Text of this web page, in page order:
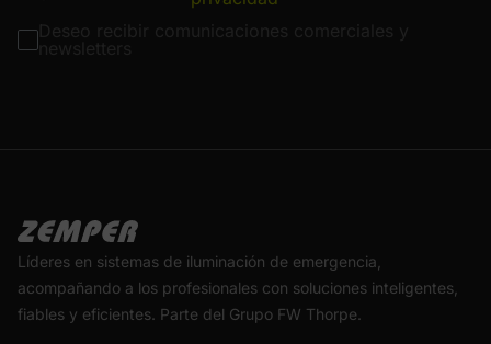
Líderes en sistemas de iluminación de emergencia,
acompañando a los profesionales con soluciones inteligentes,
fiables y eficientes. Parte del Grupo FW Thorpe.